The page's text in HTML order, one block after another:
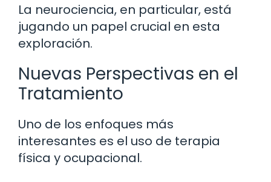
La neurociencia, en particular, está
jugando un papel crucial en esta
exploración.
Nuevas Perspectivas en el
Tratamiento
Uno de los enfoques más
interesantes es el uso de terapia
física y ocupacional.